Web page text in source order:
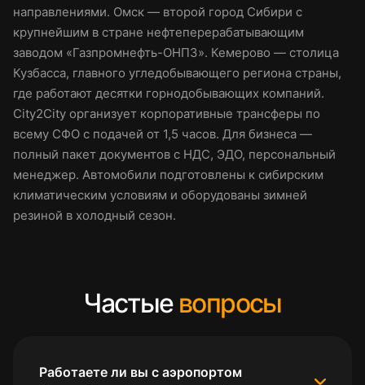
направлениями. Омск — второй город Сибири с
крупнейшим в стране нефтеперерабатывающим
заводом «Газпромнефть-ОНПЗ». Кемерово — столица
Кузбасса, главного угледобывающего региона страны,
где работают десятки горнодобывающих компаний.
City2City организует корпоративные трансферы по
всему СФО с подачей от 1,5 часов. Для бизнеса —
полный пакет документов с НДС, ЭДО, персональный
менеджер. Автомобили подготовлены к сибирским
климатическим условиям и оборудованы зимней
резиной в холодный сезон.
Частые вопросы
Работаете ли вы с аэропортом